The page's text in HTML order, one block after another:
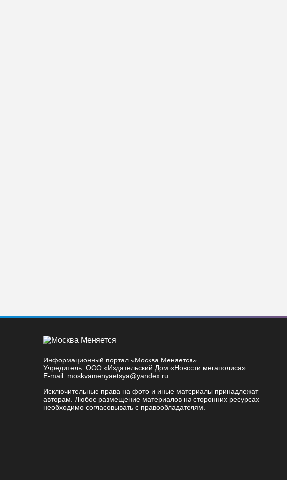
Информационный портал «Москва Меняется»
Учредитель: ООО «Издательский Дом «Новости мегаполиса»
E-mail: moskvamenyaetsya@yandex.ru
Исключительные права на фото и иные материалы принадлежат
авторам. Любое размещение материалов на сторонних ресурсах
необходимо согласовывать с правообладателям.